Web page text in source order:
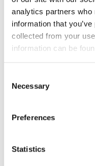
analytics partners
information that
collected from your
information can be
Selection
Necessary
Preferences
Statistics
Wie nutzen Sie
Information